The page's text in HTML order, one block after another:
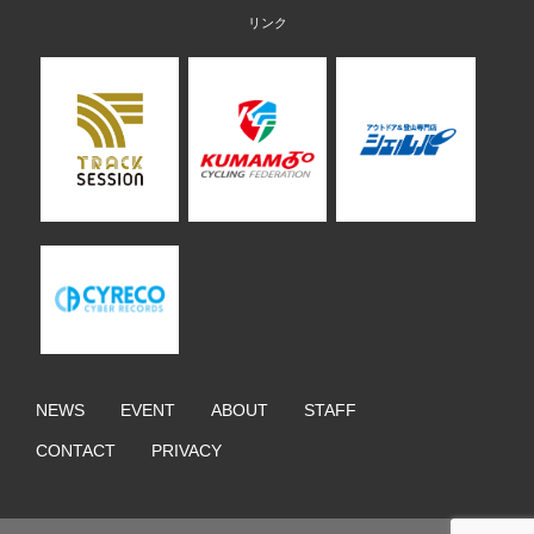
NEWS EVENT ABOUT STAFF
CONTACT PRIVACY